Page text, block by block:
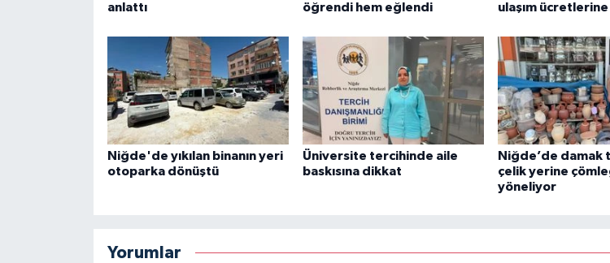
anlattı
öğrendi hem eğlendi
ulaşım
Niğde'de yıkılan binanın yeri
otoparka dönüştü
Üniversite tercihinde aile
baskısına dikkat
Niğde’de damak
çelik yerine
yöneliyor
Yorumlar